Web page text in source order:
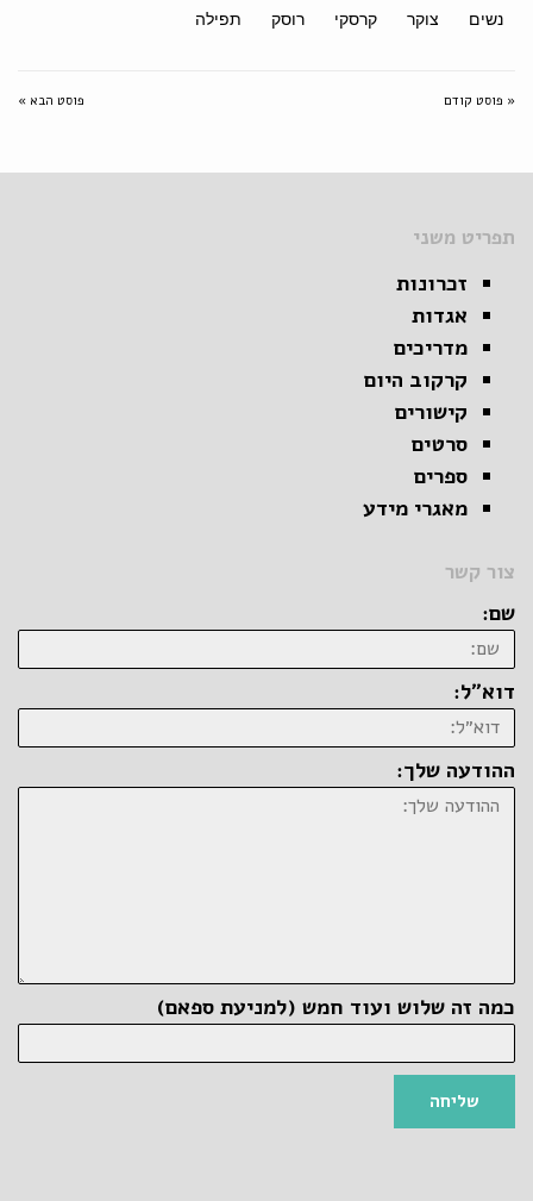
נשים
צוקר קרסקי רוסק תפילה
« פוסט קודם פוסט הבא »
תפריט משני
זכרונות
אגדות
מדריכים
קרקוב היום
קישורים
סרטים
ספרים
מאגרי מידע
צור קשר
שם:
דוא״ל:
ההודעה שלך:
כמה זה שלוש ועוד חמש (למניעת ספאם)
שליחה